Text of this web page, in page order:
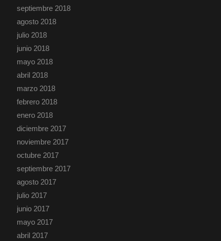
septiembre 2018
agosto 2018
julio 2018
junio 2018
mayo 2018
abril 2018
marzo 2018
febrero 2018
enero 2018
diciembre 2017
noviembre 2017
octubre 2017
septiembre 2017
agosto 2017
julio 2017
junio 2017
mayo 2017
abril 2017